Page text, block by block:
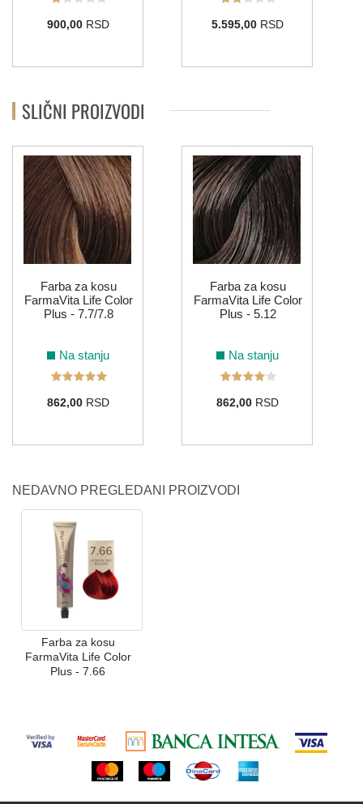
900,00RSD 5.595,00RSD
SLIČNI PROIZVODI
Farba za kosu
FarmaVita Life Color
Plus - 7.7/7.8
Na stanju
862,00RSD
Farba za kosu
FarmaVita Life Color
Plus - 5.12
Na stanju
862,00RSD
NEDAVNO PREGLEDANI PROIZVODI
Farba za kosu
FarmaVita Life Color
Plus - 7.66